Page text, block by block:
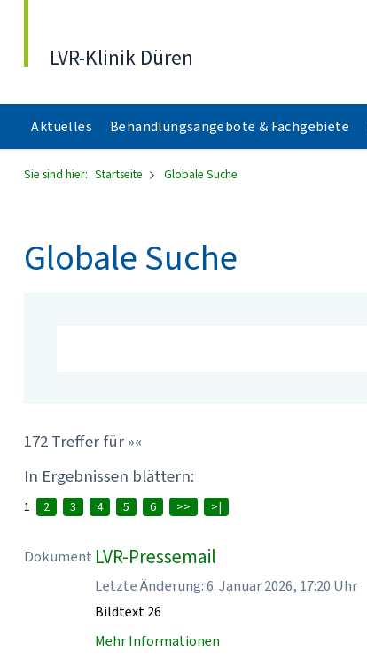
LVR-Klinik Düren
Aktuelles Behandlungsangebote & Fachgebiete
Sie sind hier: Startseite Globale Suche
Globale Suche
172 Treffer für »«
In Ergebnissen blättern:
1 2 3 4 5 6 >> >|
Dokument LVR-Pressemail
Letzte Änderung: 6. Januar 2026, 17:20 Uhr
Bildtext 26
Mehr Informationen